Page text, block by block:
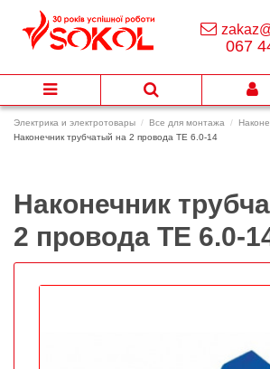
Электрика и электротовары Все для монтажа
Наконечник трубчатый на 2 провода ТЕ 6.0-14
Наконечник
2 провода ТЕ 6.0-
067